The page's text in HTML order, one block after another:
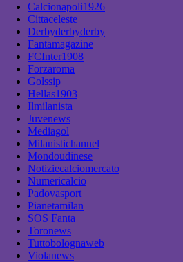
Calcionapoli1926
Cittaceleste
Derbyderbyderby
Fantamagazine
FCInter1908
Forzaroma
Golssip
Hellas1903
Ilmilanista
Juvenews
Mediagol
Milanistichannel
Mondoudinese
Notiziecalciomercato
Numericalcio
Padovasport
Pianetamilan
SOS Fanta
Toronews
Tuttobolognaweb
Violanews